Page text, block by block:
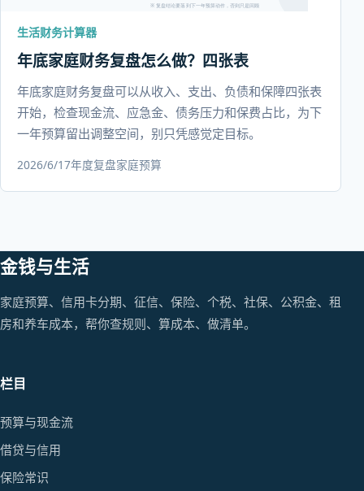
生活财务计算器
年底家庭财务复盘怎么做？四张表
年底家庭财务复盘可以从收入、支出、负债和保障四张表
开始，检查现金流、应急金、债务压力和保费占比，为下
一年预算留出调整空间，别只凭感觉定目标。
2026/6/17年度复盘家庭预算
金钱与生活
家庭预算、信用卡分期、征信、保险、个税、社保、公积金、租
房和养车成本，帮你查规则、算成本、做清单。
栏目
预算与现金流
借贷与信用
保险常识